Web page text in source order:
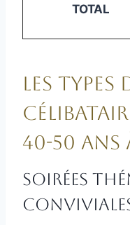
TOTAL
Les types
40-50 ans
Soirées